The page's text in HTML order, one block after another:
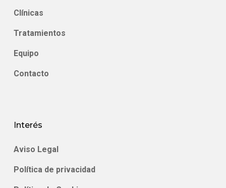
Clínicas
Tratamientos
Equipo
Contacto
Interés
Aviso Legal
Política de privacidad